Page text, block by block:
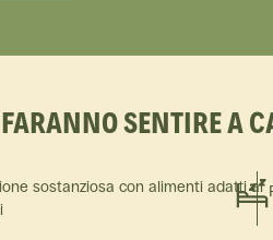
SENTIRE A
sostanziosa con alimenti adatti ai